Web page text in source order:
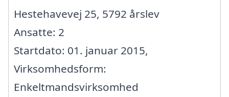
Hestehavevej 25, 5792 årslev
Ansatte: 2
Startdato: 01. januar 2015,
Virksomhedsform:
Enkeltmandsvirksomhed